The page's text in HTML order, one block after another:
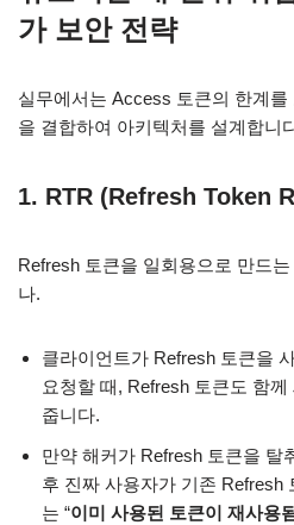
가 보안 전략
실무에서는 Access 토큰의 한계
을 결합하여 아키텍처를 설계합니
1. RTR (Refresh Token
Refresh 토큰을 일회용으로 만드
나.
클라이언트가 Refresh 토큰을
요청할 때, Refresh 토큰도 함
줍니다.
만약 해커가 Refresh 토큰을 탈
후 진짜 사용자가 기존 Refresh
는 “이미 사용된 토큰이 재사용